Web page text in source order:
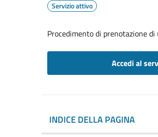
Servizio attivo
Procedimento di prenotazione
Accedi al
INDICE DELLA PAGINA